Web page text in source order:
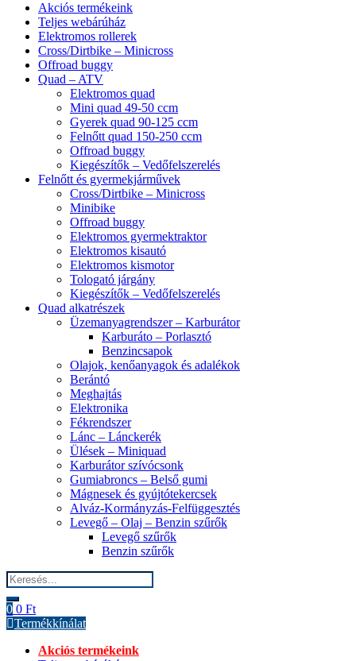
Akciós termékeink
Teljes webárúház
Elektromos rollerek
Cross/Dirtbike – Minicross
Offroad buggy
Quad – ATV
Elektromos quad
Mini quad 49-50 ccm
Gyerek quad 90-125 ccm
Felnőtt quad 150-250 ccm
Offroad buggy
Kiegészítők – Vedőfelszerelés
Felnőtt és gyermekjárművek
Cross/Dirtbike – Minicross
Minibike
Offroad buggy
Elektromos gyermektraktor
Elektromos kisautó
Elektromos kismotor
Tologató járgány
Kiegészítők – Vedőfelszerelés
Quad alkatrészek
Üzemanyagrendszer – Karburátor
Karburáto – Porlasztó
Benzincsapok
Olajok, kenőanyagok és adalékok
Berántó
Meghajtás
Elektronika
Fékrendszer
Lánc – Lánckerék
Ülések – Miniquad
Karburátor szívócsonk
Gumiabroncs – Belső gumi
Mágnesek és gyújtótekercsek
Alváz-Kormányzás-Felfüggesztés
Levegő – Olaj – Benzin szűrők
Levegő szűrők
Benzin szűrők
Search
for:
0 0 Ft
Termékkínálat
Akciós termékeink